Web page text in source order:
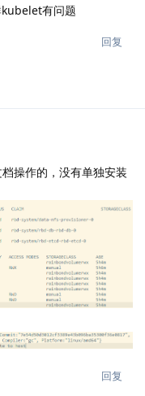
有问题
回复
操作的，没有单独安装
回复